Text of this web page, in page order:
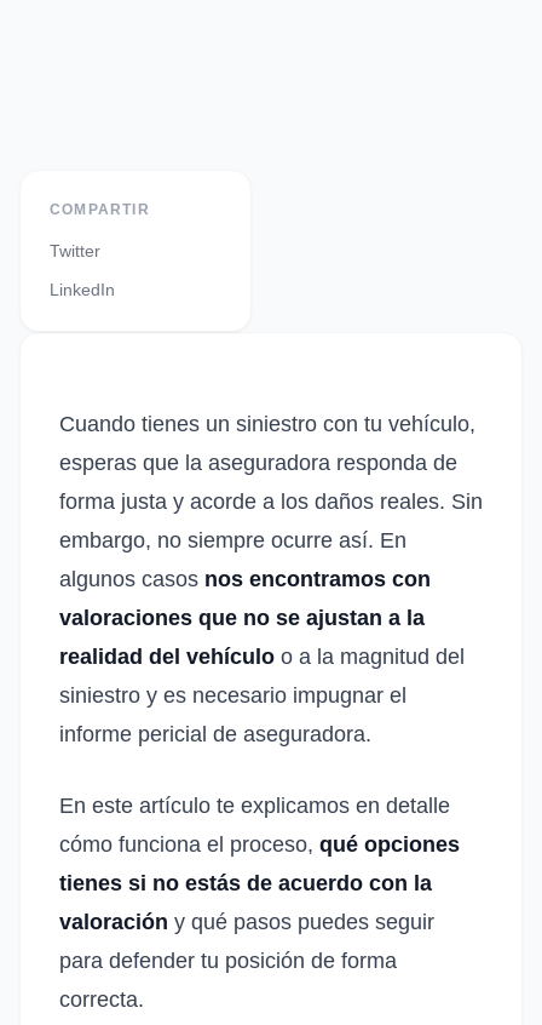
COMPARTIR
Twitter
LinkedIn
Cuando tienes un siniestro con tu vehículo,
esperas que la aseguradora responda de
forma justa y acorde a los daños reales. Sin
embargo, no siempre ocurre así. En
algunos casos nos encontramos con
valoraciones que no se ajustan a la
realidad del vehículo o a la magnitud del
siniestro y es necesario impugnar el
informe pericial de aseguradora.
En este artículo te explicamos en detalle
cómo funciona el proceso, qué opciones
tienes si no estás de acuerdo con la
valoración y qué pasos puedes seguir
para defender tu posición de forma
correcta.